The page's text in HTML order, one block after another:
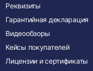
Реквизиты
Гарантийная декларация
Видеообзоры
Кейсы покупателей
Лицензии и сертификаты